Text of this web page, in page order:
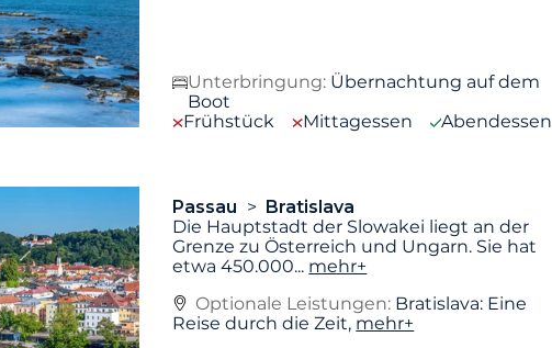
Unterbringung: Übernachtung auf dem
Boot
Frühstück
Mittagessen Abendessen
Passau
Bratislava
Die Hauptstadt der Slowakei liegt an der
Grenze zu Österreich und Ungarn. Sie hat
etwa 450.000... mehr+
Optionale Leistungen: Bratislava: Eine
Reise durch die Zeit, mehr+